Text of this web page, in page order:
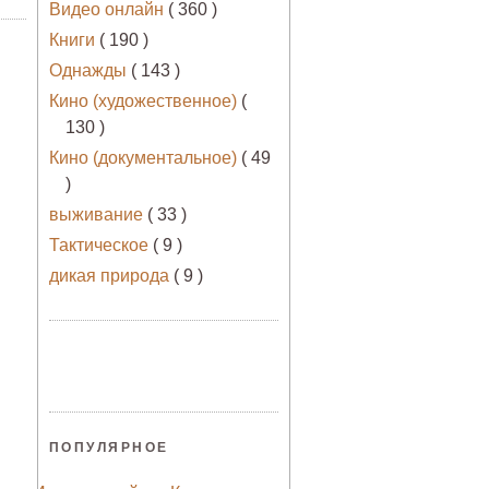
Видео онлайн ( 360 )
Книги ( 190 )
Однажды ( 143 )
Кино (художественное) (
130 )
Кино (документальное) ( 49
)
выживание ( 33 )
Тактическое ( 9 )
дикая природа ( 9 )
ПОПУЛЯРНОЕ